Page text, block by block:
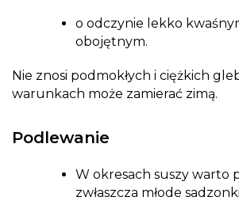
o odczynie lekko
obojętnym.
Nie znosi podmokłych i ciężkich
warunkach może zamierać zimą.
Podlewanie
W okresach suszy warto
zwłaszcza młode